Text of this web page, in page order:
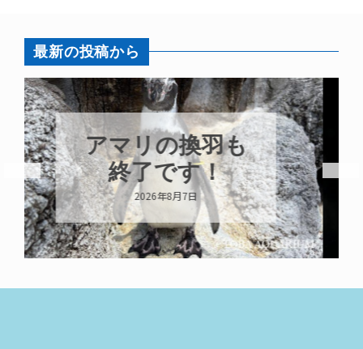
最新の投稿から
トビウオ幼魚展
示中！
2026年8月6日